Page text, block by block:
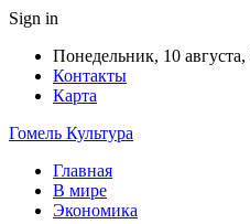
Sign in
Понедельник, 10 августа,
Контакты
Карта
Гомель Культура
Главная
В мире
Экономика